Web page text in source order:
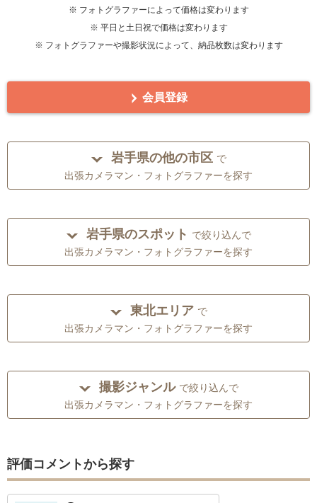
※ フォトグラファーによって価格は変わります
※ 平日と土日祝で価格は変わります
※ フォトグラファーや撮影状況によって、納品枚数は変わります
会員登録
岩手県の他の市区 で
出張カメラマン・フォトグラファーを探す
岩手県のスポット で絞り込んで
出張カメラマン・フォトグラファーを探す
東北エリア で
出張カメラマン・フォトグラファーを探す
撮影ジャンル で絞り込んで
出張カメラマン・フォトグラファーを探す
評価コメントから探す